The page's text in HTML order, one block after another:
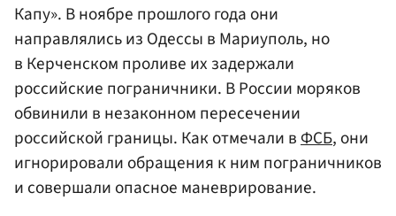
Капу». В ноябре прошлого года они
направлялись из Одессы в Мариуполь, но
в Керченском проливе их задержали
российские пограничники. В России моряков
обвинили в незаконном пересечении
российской границы. Как отмечали вФСБ, они
игнорировали обращения к ним пограничников
и совершали опасное маневрирование.